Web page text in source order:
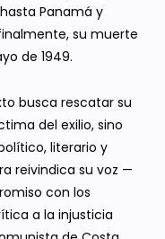
Panamá y
su muerte
de 1949.
busca rescatar su
del exilio, sino
literario y
reivindica su voz —
con los
a la injusticia